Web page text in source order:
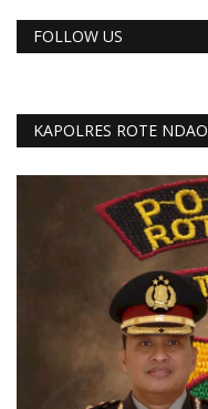
FOLLOW US
KAPOLRES ROTE NDAO